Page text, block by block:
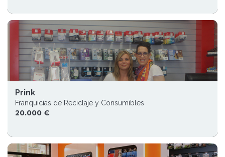
Prink
Franquicias de Reciclaje y Consumibles
20.000 €